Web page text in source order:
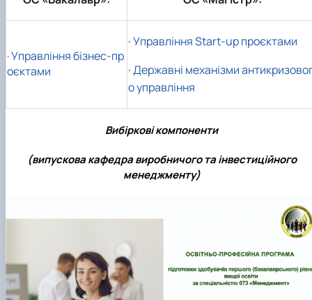
·Управління бізнес-пр
оєктами
·Управління Start-up проєктами
·Державні механізми
о управління
Вибіркові компоненти
(випускова кафедра виробничого та інвестиційного
менеджменту)